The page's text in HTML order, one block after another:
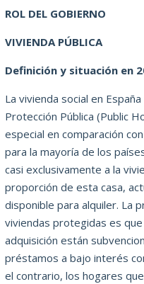
ROL DEL GOBIERNO
VIVIENDA PÚBLICA
Definición y situación en
La vivienda social en
Protección Pública (Public
especial en comparación
para la mayoría de los
casi exclusivamente a la
proporción de esta casa,
disponible para alquiler. La
viviendas protegidas es
adquisición están
préstamos a bajo interés
el contrario, los hogares